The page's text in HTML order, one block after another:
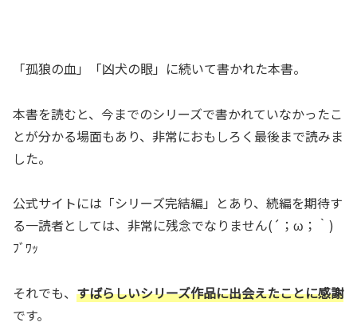
「孤狼の血」「凶犬の眼」に続いて書かれた本書。
本書を読むと、今までのシリーズで書かれていなかったこ
とが分かる場面もあり、非常におもしろく最後まで読みま
した。
公式サイトには「シリーズ完結編」とあり、続編を期待す
る一読者としては、非常に残念でなりません(´；ω；｀)
ﾌﾞﾜｯ
それでも、 すばらしいシリーズ作品に出会えたことに感謝
です。